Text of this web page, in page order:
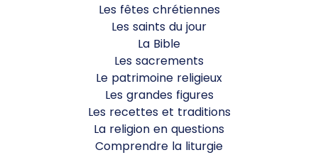
Les fêtes chrétiennes
Les saints du jour
La Bible
Les sacrements
Le patrimoine religieux
Les grandes figures
Les recettes et traditions
La religion en questions
Comprendre la liturgie